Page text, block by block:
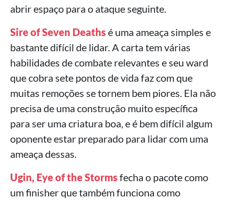
abrir espaço para o ataque seguinte.
Sire of Seven Deathsé uma ameaça simples e
bastante difícil de lidar. A carta tem várias
habilidades de combate relevantes e seu ward
que cobra sete pontos de vida faz com que
muitas remoções se tornem bem piores. Ela não
precisa de uma construção muito específica
para ser uma criatura boa, e é bem difícil algum
oponente estar preparado para lidar com uma
ameaça dessas.
Ugin, Eye of the Stormsfecha o pacote como
um finisher que também funciona como